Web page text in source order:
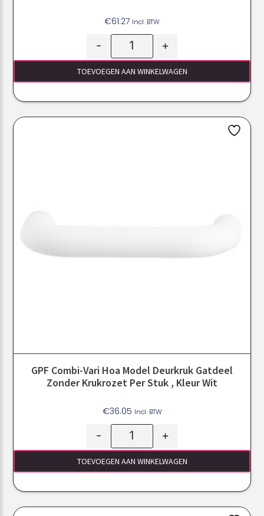
€61.27 Incl. BTW
- +
TOEVOEGEN AAN WINKELWAGEN
GPF Combi-Vari Hoa Model Deurkruk Gatdeel
Zonder Krukrozet Per Stuk , Kleur Wit
€36.05 Incl. BTW
- +
TOEVOEGEN AAN WINKELWAGEN